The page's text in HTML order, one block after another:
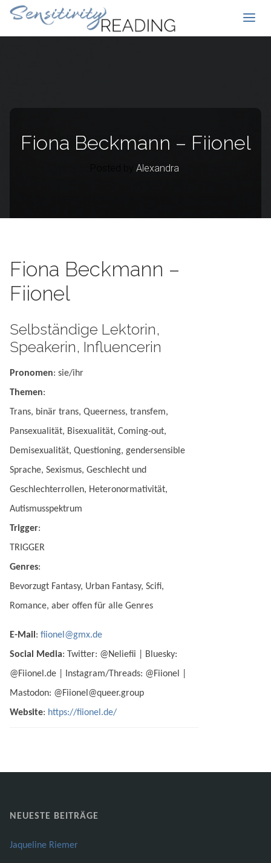
Fiona Beckmann – Fiionel
Alexandra
Fiona Beckmann –
Fiionel
Selbständige Lektorin,
Speakerin, Influencerin
Pronomen: sie/ihr
Themen:
Trans, binär trans, Queerness, transfem,
Pansexualität, Bisexualität, Coming-out,
Demisexualität, Questioning, gendersensible
Sprache, Sexismus, Geschlecht und
Geschlechterrollen, Heteronormativität,
Autismusspektrum
Trigger:
TRIGGER
Genres:
Bevorzugt Fantasy, Urban Fantasy, Scifi,
Romance, aber offen für alle Genres
E-Mail :fiionel@gmx.de
Social Media: Twitter: @Neliefii | Bluesky:
@Fiionel.de | Instagram/Threads: @Fiionel |
Mastodon: @Fiionel@queer.group
Website: https://fiionel.de/
NEUESTE BEITRÄGE
Jaqueline Riemer